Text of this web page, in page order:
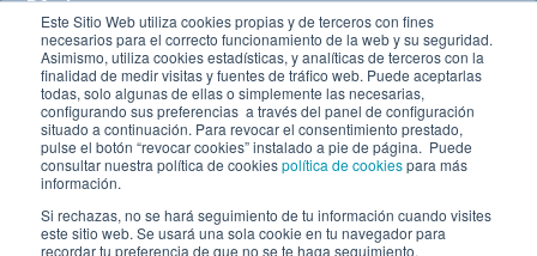
Este Sitio Web utiliza cookies propias y de terceros con fines
necesarios para el correcto funcionamiento de la web y su seguridad.
Asimismo, utiliza cookies estadísticas, y analíticas de terceros con la
finalidad de medir visitas y fuentes de tráfico web. Puede aceptarlas
todas, solo algunas de ellas o simplemente las necesarias,
configurando sus preferencias a través del panel de configuración
situado a continuación. Para revocar el consentimiento prestado,
pulse el botón “revocar cookies” instalado a pie de página. Puede
consultar nuestra política de cookiespolítica de cookiespara más
información.
Si rechazas, no se hará seguimiento de tu información cuando visites
este sitio web. Se usará una sola cookie en tu navegador para
recordar tu preferencia de que no se te haga seguimiento.
Dónde estamos
Conoce nuestro blog
ACCESOS
Plan CRM
Intranet